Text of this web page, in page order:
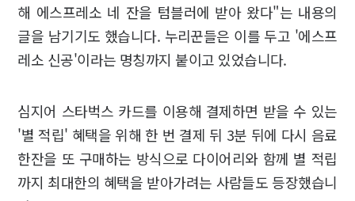
해 에스프레소 네 잔을 텀블러에 받아 왔다"는 내용의
글을 남기기도 했습니다. 누리꾼들은 이를 두고 '에스프
레소 신공'이라는 명칭까지 붙이고 있었습니다.
심지어 스타벅스 카드를 이용해 결제하면 받을 수 있는
'별 적립' 혜택을 위해 한 번 결제 뒤 3분 뒤에 다시 음료
한잔을 또 구매하는 방식으로 다이어리와 함께 별 적립
까지 최대한의 혜택을 받아가려는 사람들도 등장했습니